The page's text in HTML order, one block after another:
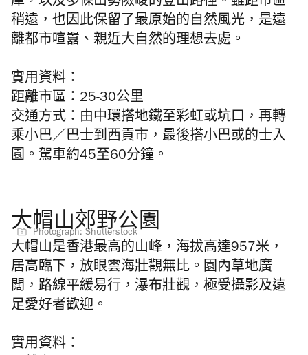
稍遠，也因此保留了最原始的自然風光，是遠
離都市喧囂、親近大自然的理想去處。
實用資料：
距離市區：25-30公里
交通方式：由中環搭地鐵至彩虹或坑口，再轉
乘小巴／巴士到西貢市，最後搭小巴或的士入
園。駕車約45至60分鐘。
大帽山郊野公園
Photograph: Shutterstock
大帽山是香港最高的山峰，海拔高達957米，
居高臨下，放眼雲海壯觀無比。園內草地廣
闊，路線平緩易行，瀑布壯觀，極受攝影及遠
足愛好者歡迎。
實用資料：